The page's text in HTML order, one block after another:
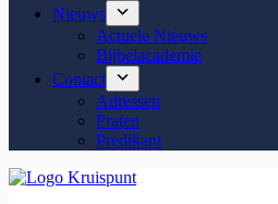
Nieuws
Actuele Nieuws
Bijbelacademie
Contact
Adressen
Praten
Predikant